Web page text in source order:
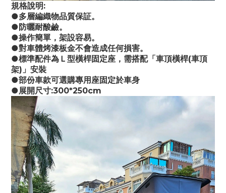
規格說明:
●多層編織物品質保証。
●防曬耐酸鹼。
●操作簡單，架設容易。
●對車體烤漆板金不會造成任何損害。
●標準配件為Ｌ型橫桿固定座，需搭配「車頂橫桿(車頂
架)」安裝
●部份車款可選購專用座固定於車身
●展開尺寸:300*250cm